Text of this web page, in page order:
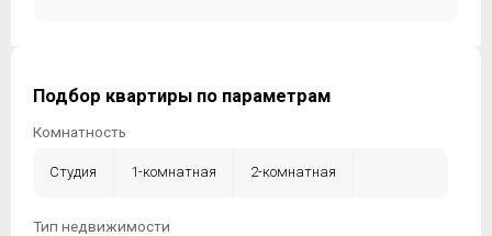
Подбор квартиры по параметрам
Комнатность
Студия 1-комнатная 2-комнатная
3-комнатная
Тип недвижимости